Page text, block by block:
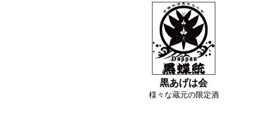
黒あげは会
様々な蔵元の限定酒